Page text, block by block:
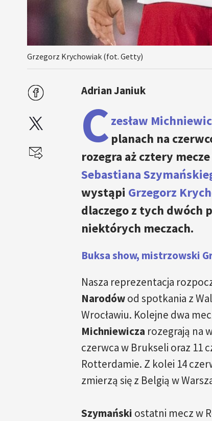
Grzegorz Krychowiak (fot. Getty)
Adrian Janiuk
Czesław
planach na
rozegra aż cztery
Sebastiana
wystąpi Grzegorz
dlaczego z tych dwóch
niektórych meczach.
Buksa show, mistrzowski
Nasza reprezentacja
Narodówod spotkania z
Wrocławiu. Kolejne dwa
Michniewicza rozegrają na
czerwca w Brukseli oraz 11
Rotterdamie. Z kolei 14
zmierzą się z Belgią w
Szymański ostatni mecz w